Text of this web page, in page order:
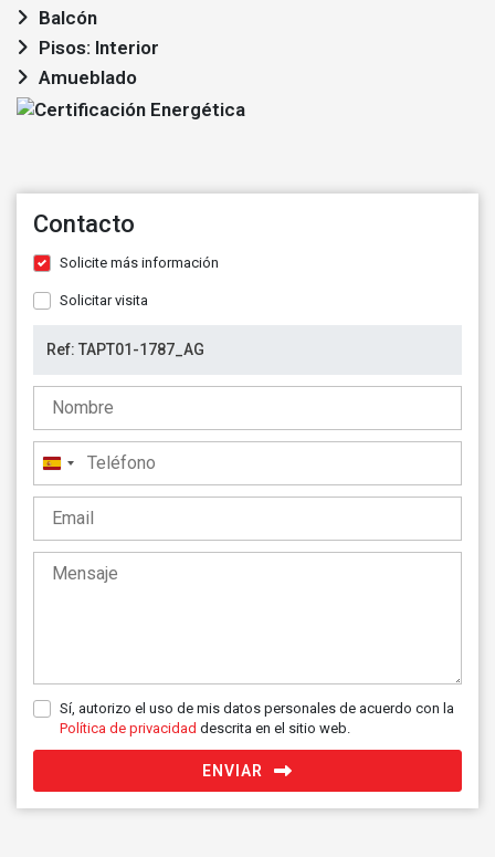
Balcón
Pisos: Interior
Amueblado
Contacto
Solicite más información
Solicitar visita
España
+34
Sí, autorizo el uso de mis datos personales de acuerdo con la
Política de privacidad descrita en el sitio web.
ENVIAR